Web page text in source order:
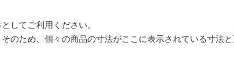
してご利用ください。
ため、個々の商品の寸法がここに表示されている寸法と